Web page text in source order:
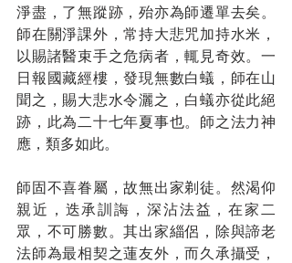
淨盡，了無蹤跡，殆亦為師遷單去矣。
師在關淨課外，常持大悲咒加持水米，
以賜諸醫束手之危病者，輒見奇效。一
日報國藏經樓，發現無數白蟻，師在山
聞之，賜大悲水令灑之，白蟻亦從此絕
跡，此為二十七年夏事也。師之法力神
應，類多如此。
師固不喜眷屬，故無出家剃徒。然渴仰
親近，迭承訓誨，深沾法益，在家二
眾，不可勝數。其出家緇侶，除與諦老
法師為最相契之蓮友外，而久承攝受，